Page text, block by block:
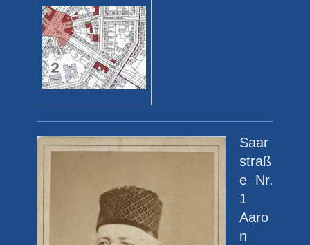
Saar
straß
e Nr.
1
Aaro
n